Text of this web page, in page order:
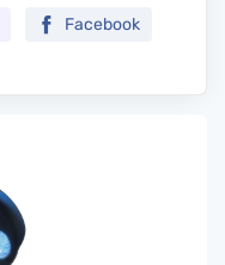
Facebook